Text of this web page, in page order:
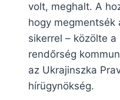
volt, meghalt. A
hogy
sikerrel – közölte a
rendőrség
az Ukrajinszka
hírügynökség.